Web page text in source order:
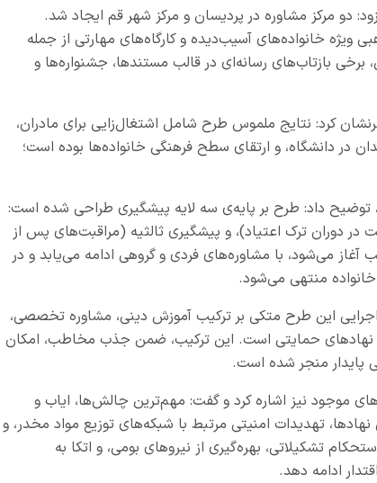
دو مرکز مشاوره در پردیسان و مرکز شهر قم ایجاد شد.
ویژه خانواده‌های آسیب‌دیده و کارگاه‌های مهارتی از جمله
بازتاب‌های رسانه‌ای در قالب مستندها، جشنواره‌ها و
کرد: نتایج ملموس طرح شامل اشتغال‌زایی برای مادران،
در دانشگاه، و ارتقای سطح فرهنگی خانواده‌ها بوده است؛
توضیح داد: طرح بر پایه‌ی سه لایه پیشگیری طراحی شده است:
دوران ترک اعتیاد)، و پیشگیری ثالثیه (مراقبت‌های پس از
می‌شود، با مشاوره‌های فردی و گروهی ادامه می‌یابد و در
خانواده منتهی می‌شود.
این طرح متکی بر ترکیب آموزش دینی، مشاوره تخصصی،
با نهادهای حمایتی است. این ترکیب، ضمن جذب مخاطب، امکان
پایدار منجر شده است.
نیز اشاره کرد و گفت: مهم‌ترین چالش‌ها، ایاب و
تهدیدات امنیتی مرتبط با شبکه‌های توزیع مواد مخدر، و
تشکیلاتی، بهره‌گیری از نیروهای بومی، و اتکا به
ادامه دهد.